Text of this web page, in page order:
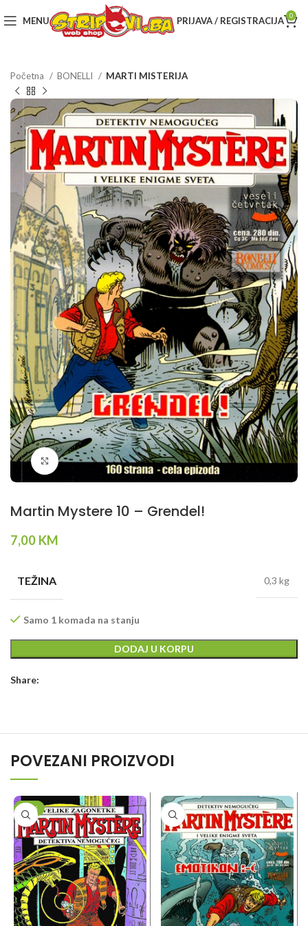
MENU PRIJAVA / REGISTRACIJA 0
Početna BONELLI MARTI MISTERIJA
Klikni da povečaš
Martin Mystere 10 – Grendel!
7,00 KM
TEŽINA 0,3 kg
Samo 1 komada na stanju
DODAJ U KORPU
Share:
POVEZANI PROIZVODI
-10%